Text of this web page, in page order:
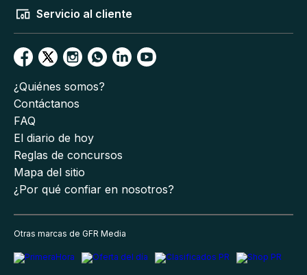
Servicio al cliente
¿Quiénes somos?
Contáctanos
FAQ
El diario de hoy
Reglas de concursos
Mapa del sitio
¿Por qué confiar en nosotros?
Otras marcas de GFR Media